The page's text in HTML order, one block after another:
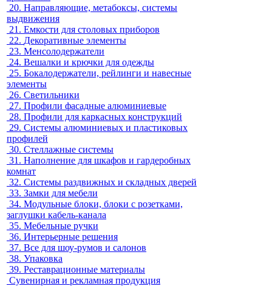
20. Направляющие, метабоксы, системы
выдвижения
21. Емкости для столовых приборов
22. Декоративные элементы
23. Менсолодержатели
24. Вешалки и крючки для одежды
25. Бокалодержатели, рейлинги и навесные
элементы
26. Светильники
27. Профили фасадные алюминиевые
28. Профили для каркасных конструкций
29. Системы алюминиевых и пластиковых
профилей
30. Стеллажные системы
31. Наполнение для шкафов и гардеробных
комнат
32. Системы раздвижных и складных дверей
33. Замки для мебели
34. Модульные блоки, блоки с розетками,
заглушки кабель-канала
35. Мебельные ручки
36. Интерьерные решения
37. Все для шоу-румов и салонов
38. Упаковка
39. Реставрационные материалы
Сувенирная и рекламная продукция